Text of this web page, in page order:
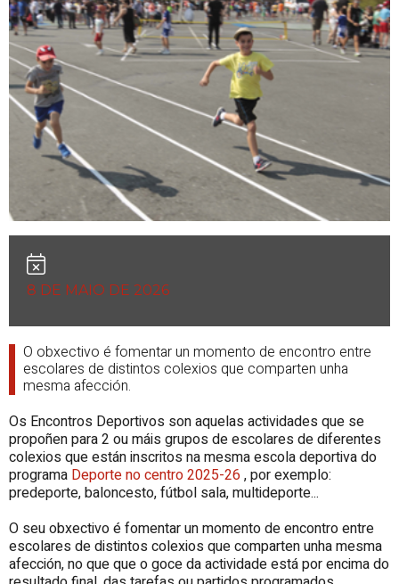
8 DE MAIO DE 2026
O obxectivo é fomentar un momento de encontro entre
escolares de distintos colexios que comparten unha
mesma afección.
Os Encontros Deportivos son aquelas actividades que se
propoñen para 2 ou máis grupos de escolares de diferentes
colexios que están inscritos na mesma escola deportiva do
programa Deporte no centro 2025-26 , por exemplo:
predeporte, baloncesto, fútbol sala, multideporte...
O seu obxectivo é fomentar un momento de encontro entre
escolares de distintos colexios que comparten unha mesma
afección, no que que o goce da actividade está por encima do